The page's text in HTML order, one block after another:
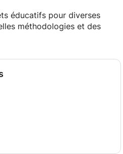
éducatifs pour diverses
méthodologies et des